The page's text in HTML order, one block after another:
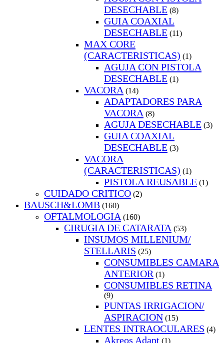
DESECHABLE (8)
GUIA COAXIAL
DESECHABLE (11)
MAX CORE
(CARACTERISTICAS) (1)
AGUJA CON PISTOLA
DESECHABLE (1)
VACORA (14)
ADAPTADORES PARA
VACORA (8)
AGUJA DESECHABLE (3)
GUIA COAXIAL
DESECHABLE (3)
VACORA
(CARACTERISTICAS) (1)
PISTOLA REUSABLE (1)
CUIDADO CRITICO (2)
BAUSCH&LOMB (160)
OFTALMOLOGIA (160)
CIRUGIA DE CATARATA (53)
INSUMOS MILLENIUM/
STELLARIS (25)
CONSUMIBLES CAMARA
ANTERIOR (1)
CONSUMIBLES RETINA
(9)
PUNTAS IRRIGACION/
ASPIRACION (15)
LENTES INTRAOCULARES (4)
Akreos Adapt (1)